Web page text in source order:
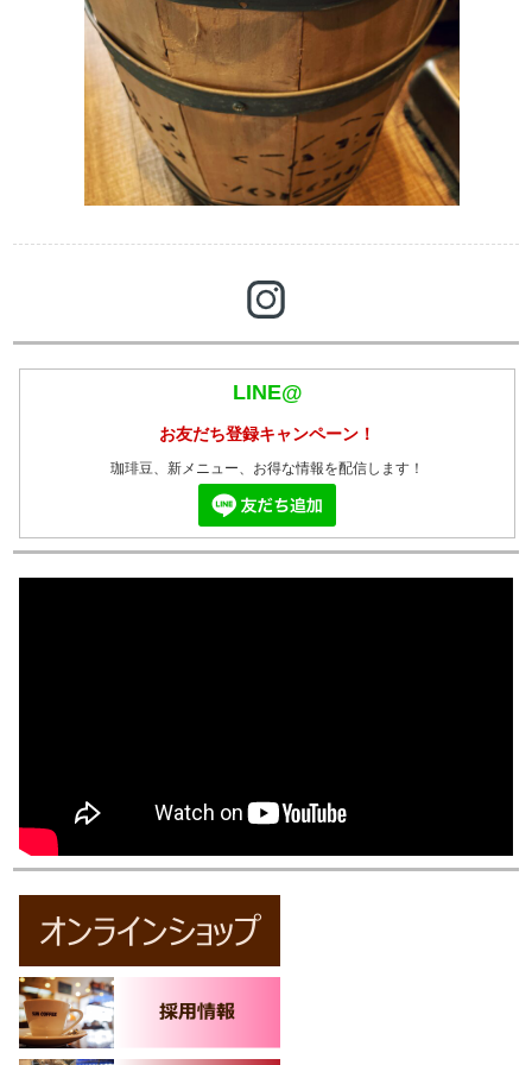
LINE@
お友だち登録キャンペーン！
珈琲豆、新メニュー、お得な情報を配信します！